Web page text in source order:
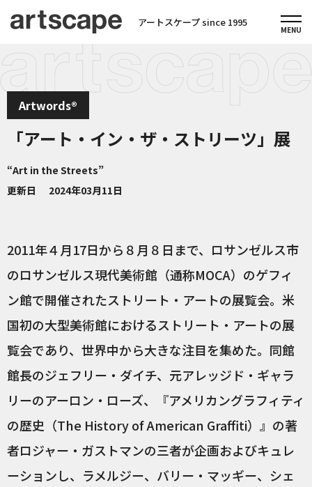
アートスケープ since 1995
Artwords®
「アート・イン・ザ・ストリーツ」展
“Art in the Streets”
更新日
2024年03月11日
2011年４月17日から８月８日まで、ロサンゼルス市
のロサンゼルス現代美術館（通称MOCA）のゲフィ
ン館で開催されたストリート・アートの展覧会。米
国初の大型美術館におけるストリート・アートの展
覧会であり、世界中から大きな注目を集めた。同館
館長のジェフリー・ダイチ、元アレッジド・ギャラ
リーのアーロン・ローズ、『アメリカングラフィティ
の歴史（The History of American Graffiti）』の著
者ロジャー・ガストマンの三者が企画およびキュレ
ーションし、ラメルジー、バリー・マッギー、シェ